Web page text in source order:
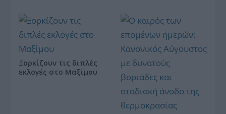
Ξορκίζουν τις διπλές
εκλογές στο Μαξίμου